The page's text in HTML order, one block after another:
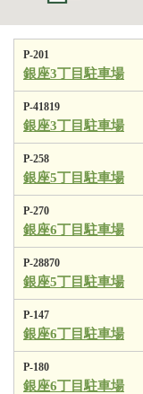
P-201
銀座3丁目駐車場
P-41819
銀座3丁目駐車場
P-258
銀座5丁目駐車場
P-270
銀座6丁目駐車場
P-28870
銀座5丁目駐車場
P-147
銀座6丁目駐車場
P-180
銀座6丁目駐車場